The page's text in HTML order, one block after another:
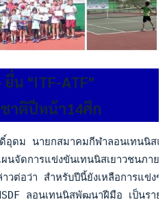
น "ITF-ATF"
าติปีหน้า14ศึก
ดม นายกสมาคมกีฬาลอนเทนนิสแห่
นจัดการแข่งขันเทนนิสเยาวชนภาย
วต่อว่า สำหรับปีนี้ยังเหลือการแข่
ลอนเทนนิสพัฒนาฝีมือ เป็นราย